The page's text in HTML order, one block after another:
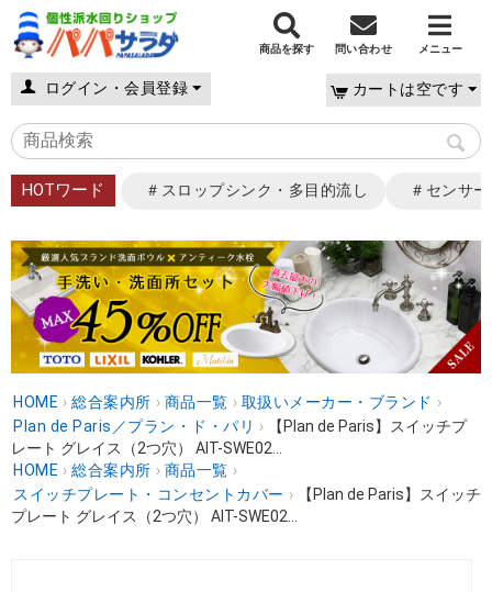
商品を探す 問い合わせ メニュー
ログイン・会員登録 カートは空です
HOTワード ＃スロップシンク・多目的流し ＃センサ
HOME › 総合案内所 › 商品一覧 › 取扱いメーカー・ブランド ›
Plan de Paris／プラン・ド・パリ ›
【Plan de Paris】スイッチプ
レート グレイス（2つ穴） AIT-SWE02...
HOME › 総合案内所 › 商品一覧 ›
スイッチプレート・コンセントカバー ›
【Plan de Paris】スイッチ
プレート グレイス（2つ穴） AIT-SWE02...